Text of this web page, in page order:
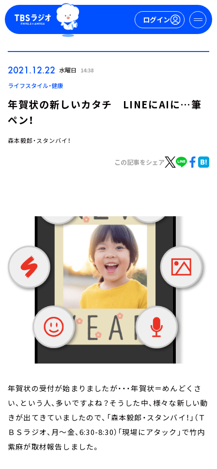
ログイン
ログイン
お知らせ
イベント・グッズ
YouTube
会社情報
2021.12.22 水曜日 14:38
ライフスタイル・健康
年賀状の新しいカタチ LINEにAIに…筆
ペン！
森本毅郎・スタンバイ！
この記事をシェア
年賀状の受付が始まりましたが・・・年賀状＝めんどくさ
い、という人、多いですよね？そうした中、様々な新しい動
きが出てきていましたので、「森本毅郎・スタンバイ！」（Ｔ
ＢＳラジオ、月～金、6:30-8:30）「現場にアタック」で竹内
紫麻が取材報告しました。